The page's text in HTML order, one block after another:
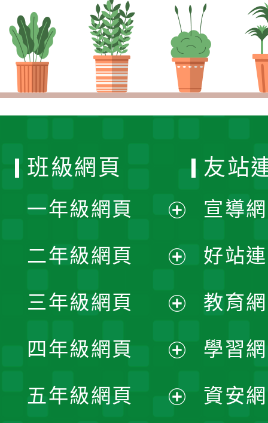
班級網頁
一年級網頁
開
選
單
二年級網頁
開
選
單
三年級網頁
開
選
四年級網頁
開
五年級網頁
友站
宣導
好站
教育
學習
資安